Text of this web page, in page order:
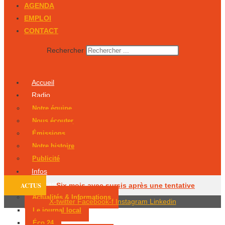
AGENDA
EMPLOI
CONTACT
Rechercher
Accueil
Radio
Notre équipe
Nous écouter
Émissions
Notre histoire
Publicité
Infos
Podcasts
Actualités & Informations
Le journal local
Éco 24
ACTUS Six mois avec sursis après une tentative
d’incendie Un Périgourdin en lice aux
X-twitter Facebook-f Instagram Linkedin